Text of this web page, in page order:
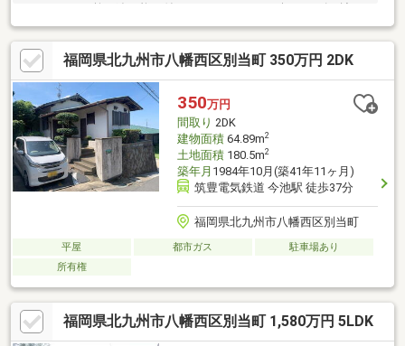
張）、三面鏡洗面化粧台、リクシル製保温洗浄便座付きトイレ、
エコキュート（追い焚き機能付き）【内部】間取変更、玄関ド
ア・玄関タイル、ミラー付シューズボックス、全室クロス、全室
床木製フロア、全室建具、全室サッシ（二重サッシ）、ＬＥＤ照
明器具全室、モニター付インターフォン、全室コンセント・スイ
ッチ・ブレーカー、火災報知器【その他】オール電化工事、シロ
アリ予防工事、基礎強化工事、建物耐震診断・補強工事、建物状
況調査
福岡県北九州市八幡西区別当町 350万円 2DK
350万円
間取り 2DK
建物面積64.89m2
土地面積180.5m2
築年月 1984年10月(築41年11ヶ月)
筑豊電気鉄道 今池駅 徒歩37分
福岡県北九州市八幡西区別当町
平屋 都市ガス
駐車場あり
所有権
福岡県北九州市八幡西区別当町 1,580万円 5LDK